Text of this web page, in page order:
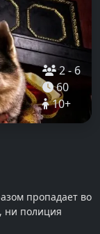
2-6
60
10+
пропадает во
ни полиция